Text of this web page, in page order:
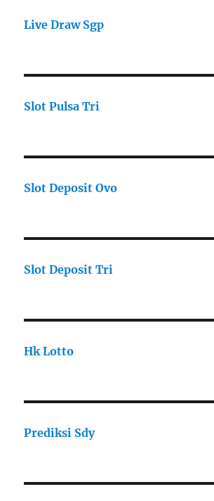
Live Draw Sgp
Slot Pulsa Tri
Slot Deposit Ovo
Slot Deposit Tri
Hk Lotto
Prediksi Sdy